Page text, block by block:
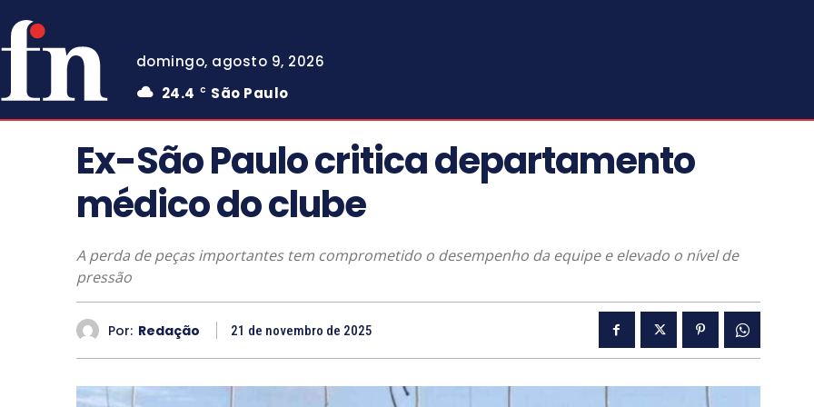
domingo, agosto 9, 2026
24.4
C São Paulo
Ex-São Paulo critica departamento
médico do clube
A perda de peças importantes tem comprometido o desempenho da equipe e elevado o nível de
pressão
Por: Redação 21 de novembro de 2025